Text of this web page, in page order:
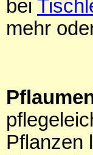
bei
mehr
Pflanzen